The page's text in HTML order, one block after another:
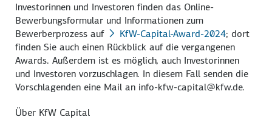
Investorinnen und Investoren finden das Online-
Bewerbungsformular und Informationen zum
Bewerberprozess auf
KfW-Capital-Award-2024; dort
finden Sie auch einen Rückblick auf die vergangenen
Awards. Außerdem ist es möglich, auch Investorinnen
und Investoren vorzuschlagen. In diesem Fall senden die
Vorschlagenden eine Mail an info-kfw-capital@kfw.de.
Über KfW Capital